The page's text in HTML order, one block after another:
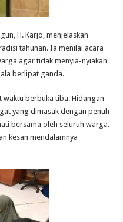
H. Karjo, menjelaskan
tahunan. Ia menilai acara
agar tidak menyia-nyiakan
berlipat ganda.
waktu berbuka tiba. Hidangan
yang dimasak dengan penuh
bersama oleh seluruh warga.
kesan mendalamnya